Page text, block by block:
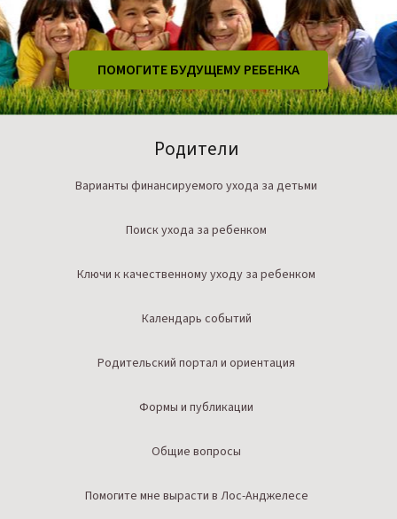
ПОМОГИТЕ БУДУЩЕМУ РЕБЕНКА
Родители
Варианты финансируемого ухода за детьми
Поиск ухода за ребенком
Ключи к качественному уходу за ребенком
Календарь событий
Родительский портал и ориентация
Формы и публикации
Общие вопросы
Помогите мне вырасти в Лос-Анджелесе